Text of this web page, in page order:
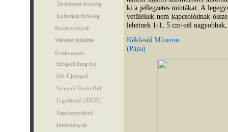
Természeti örökség
Kulturális örökség
Rendezvények
Városrész fejlesztés
Értékvesztés
Szögedi öreg híd
Dél-Újszeged
Szögedi Vasúti Híd
Ligetfürdő (SZÚE)
Napfonnyfürdő
Intézmények
ki a jellegzetes mintákat. A
vetülékek nem kapcsolódnak
lehetnek 1-1, 5 cm-nél
Kékfestő Múzeum
(Pápa)